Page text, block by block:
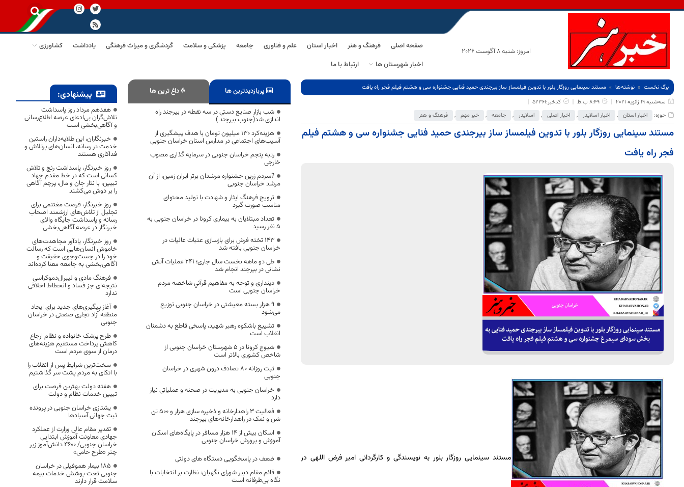
امروز: شنبه 8 آگوست 2026
صفحه اصلی فرهنگ و هنر اخبار استان علم و فناوری جامعه پزشکی و سلامت گردشگری و میراث فرهنگی یادداشت
کشاورزی
اخبار شهرستان ها
ارتباط با ما
برگ نخست نوشته‌ها
مستند سینمایی روزگار بلور با تدوین فیلمساز ساز بیرجندی حمید فنایی جشنواره سی و هشتم فیلم فجر راه یافت
سه‌شنبه 19 ژانویه 2021
8:49 ب.ظ
کدخبر:52361
حوزه:
اخبار استان , اخبار اسلایدر , اخبار اصلی , اسلایدر , جامعه , خبر مهم , فرهنگ و هنر
مستند سینمایی روزگار بلور با تدوین فیلمساز ساز بیرجندی حمید فنایی جشنواره سی و هشتم فیلم
فجر راه یافت
مستند سینمایی روزگار بلور به نویسندگی و کارگردانی امیر فرض اللهی در
پربازدیدترین ها داغ ترین ها
شب بازار صنایع دستی در سه نقطه در بیرجند راه
اندازی شد(جنوب بیرجند )
هزینه‌کرد 130 میلیون تومان با هدف پیشگیری از
آسیب‌های اجتماعی در مدارس استان خراسان جنوبی
رتبه پنجم خراسان جنوبی در سرمایه گذاری مصوب
خارجی
?سردم زرین جشنواره مرشدان برتر ایران زمین، از آن
مرشد خراسان جنوبی
ترویج فرهنگ ایثار و شهادت با تولید محتوای
مناسب صورت گیرد
تعداد مبتلایان به بیماری کرونا در خراسان جنوبی به
5 نفر رسید
۱۴۳ تخته فرش برای بازسازی عتبات عالیات در
خراسان جنوبی بافته شد
طی دو ماهه نخست سال جاری؛ ۲۴۱ عملیات آتش
نشانی در بیرجند انجام شد
دینداری و توجه به مفاهیم قرآني شاخصه مردم
خراسان جنوبی است
۹ هزار بسته معیشتی در خراسان جنوبی توزیع
می‌شود
تشییع باشکوه رهبر شهید، پاسخی قاطع به دشمنان
انقلاب است
شیوع کرونا در ۵ شهرستان خراسان جنوبی از
شاخص کشوری بالاتر است
ثبت روزانه ۸۰ تصادف درون شهری در خراسان
جنوبی
خراسان جنوبی به مدیریت در صحنه و عملیاتی نیاز
دارد
فعالیت ۳ راهدارخانه و ذخیره سازی هزار و ۵۰۰ تن
شن و نمک در راهدارخانه‌های بیرجند
اسکان بیش از 14 هزار مسافر در پایگاه‌های اسکان
آموزش و پرورش خراسان جنوبی
ضعف در پاسخگویی دستگاه های دولتی
قائم مقام دبیر شورای نگهبان: نظارت بر انتخابات با
نگاه بی‌طرفانه است
پیشنهادی:
هفدهم مرداد روز پاسداشت
تلاش‌گران بی‌ادعای عرصه اطلاع‌رسانی
و آگاهی‌بخشی است
خبرنگاران، این طلایه‌داران راستین
خدمت در رسانه، انسان‌های پرتلاش و
فداکاری هستند
روز خبرنگار، پاسداشت رنج و تلاش
کسانی است که در خط مقدم جهاد
تبیین، با نثار جان و مال، پرچم آگاهی
را بر دوش می‌کشند
روز خبرنگار، فرصت مغتنمی برای
تجلیل از تلاش‌های ارزشمند اصحاب
رسانه و پاسداشت جایگاه والای
خبرنگار در عرصه آگاهی‌بخشی
روز خبرنگار، یادآور مجاهدت‌های
خاموش انسان‌هایی است که رسالت
خود را در جست‌وجوی حقیقت و
آگاهی‌بخشی به جامعه معنا کرده‌اند
فرهنگ مادی و لیبرال‌دموکراسی
نتیجه‌ای جز فساد و انحطاط اخلاقی
ندارد
آغاز پیگیری‌های جدید برای ایجاد
منطقه آزاد تجاری صنعتی در خراسان
جنوبی
طرح پزشک خانواده و نظام ارجاع
کاهش پرداخت مستقیم هزینه‌های
درمان از سوی مردم است
سخت‌ترین شرایط پس از انقلاب را
با اتکای به مردم پشت سر گذاشتیم
هفته دولت بهترین فرصت برای
تبیین خدمات نظام و دولت
یشتازی خراسان جنوبی در پرونده
ثبت جهانی آسبادها
تقدیر مقام عالی وزارت از عملکرد
جهادی معاونت آموزش ابتدایی
خراسان جنوبی/ ۴۶۰۰ دانش‌آموز زیر
چتر «طرح حامی»
۱۸۵ بیمار هموفیلی در خراسان
جنوبی تحت پوشش خدمات بیمه
سلامت قرار دارند